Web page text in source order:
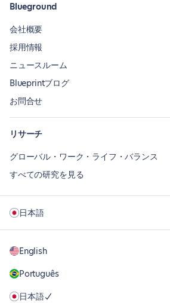
Blueground
会社概要
採用情報
ニュースルーム
Blueprintブログ
お問合せ
リサーチ
グローバル・ワーク・ライフ・バランス
すべての研究を見る
日本語
English
Português
日本語